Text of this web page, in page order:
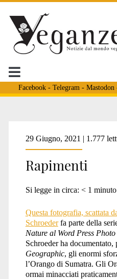
Facebook- Telegram - Mastodon
Tag:
29 Giugno, 2021 | 1.777
Rapimenti
Si legge in circa: < 1 minuto
Questa fotografia, scattata
Schroederfa parte della
Nature al Word Press
Schroeder ha documentato,
Geographic, gli enormi
l’Orango di Sumatra. Gli
ormai minacciati